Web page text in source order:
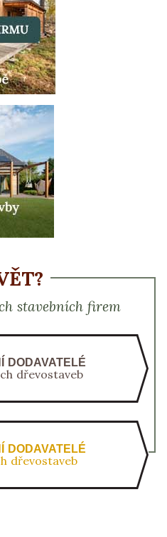
stavebních firem
DODAVATELÉ
dřevostaveb
DODAVATELÉ
dřevostaveb